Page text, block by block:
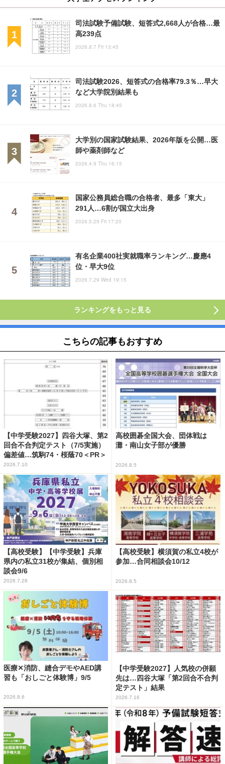
司法試験予備試験、短答式2,668人が合格…最
高239点
2026.8.7 Fri 13:45
司法試験2026、短答式の合格率79.3％…早大
など大学院別結果も
2026.8.6 Thu 18:45
大学別の国家試験結果、2026年版を公開…医
師や薬剤師など
2026.4.9 Thu 16:15
国家公務員総合職の合格者、最多「東大」
291人…6割が国立大出身
2026.5.29 Fri 17:20
有名企業400社実就職率ランキング…慶應4
位・早大9位
2026.7.29 Wed 19:15
ランキングをもっと見る
こちらの記事もおすすめ
【中学受験2027】四谷大塚、第2
回合不合判定テスト（7/5実施）
偏差値…筑駒74・桜蔭70＜PR＞
2026.7.10
高校囲碁全国大会、団体戦は
灘・南山女子部が優勝
2026.8.5
【高校受験】【中学受験】兵庫
県内の私立31校が集結、個別相
談会9/6
2026.7.28
【高校受験】横須賀の私立4校が
参加…合同相談会10/12
2026.8.5
医療✕消防、縫合デモやAED講
習も「おしごと体験博」9/5
2026.8.6
【中学受験2027】人気校の併願
先は…四谷大塚「第2回合不合判
定テスト」結果
2026.7.16